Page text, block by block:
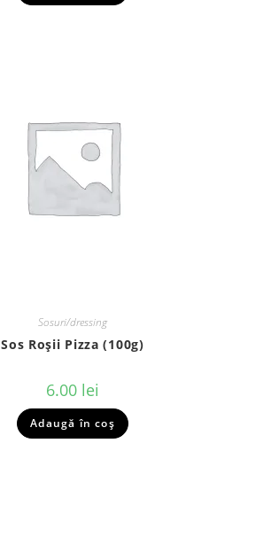
Sosuri/dressing
Sos Roșii Pizza (100g)
6.00 lei
Adaugă în coș